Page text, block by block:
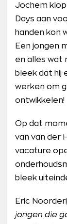
Jochem
Days aan
handen kon
Een jongen
en alles wat
bleek dat hij
werken om
ontwikkelen!
Op dat
van van der
vacature
bleek
Eric
jongen die